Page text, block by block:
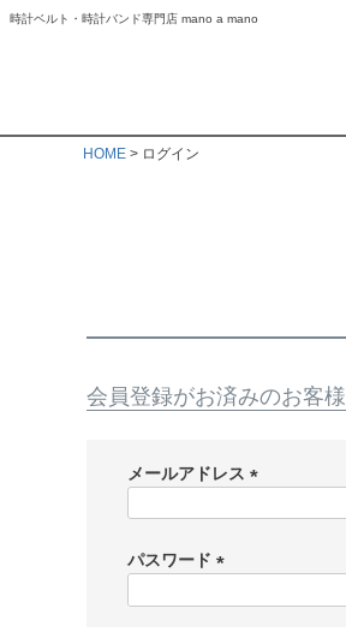
時計ベルト・時計バンド専門店 mano a mano
HOME ログイン
会員登録がお済みのお客様
メールアドレス
)
パスワード